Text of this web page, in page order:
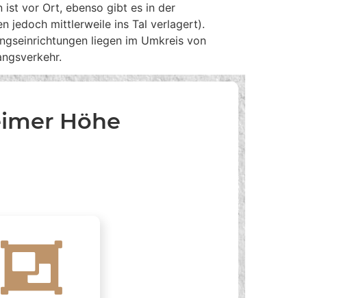
ist vor Ort, ebenso gibt es in der
jedoch mittlerweile ins Tal verlagert).
liegen im Umkreis von
Höhe